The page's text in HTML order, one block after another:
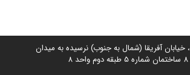
آفریقا (شمال به جنوب) نرسیده به میدان